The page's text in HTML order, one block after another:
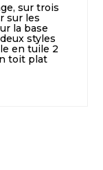
sur trois
sur les
la base
styles
en tuile 2
toit plat